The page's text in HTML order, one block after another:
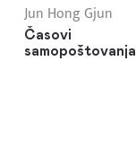
Jun Hong Gjun
Časovi
samopoštovanja